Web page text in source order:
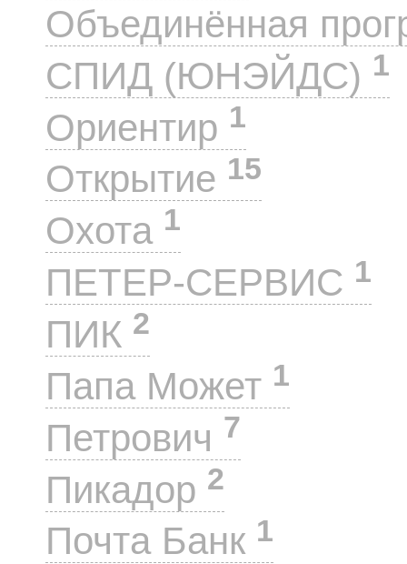
Объединённая
СПИД (ЮНЭЙДС) 1
Ориентир 1
Открытие 15
Охота 1
ПЕТЕР-СЕРВИС 1
ПИК 2
Папа Может 1
Петрович 7
Пикадор 2
Почта Банк 1